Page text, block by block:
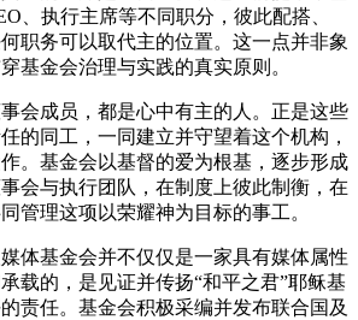
、执行主席等不同职分，彼此配搭、
职务可以取代主的位置。这一点并非象
基金会治理与实践的真实原则。
会成员，都是心中有主的人。正是这些
的同工，一同建立并守望着这个机构，
。基金会以基督的爱为根基，逐步形成
会与执行团队，在制度上彼此制衡，在
管理这项以荣耀神为目标的事工。
体基金会并不仅仅是一家具有媒体属性
载的，是见证并传扬“和平之君”耶稣基
责任。基金会积极采编并发布联合国及